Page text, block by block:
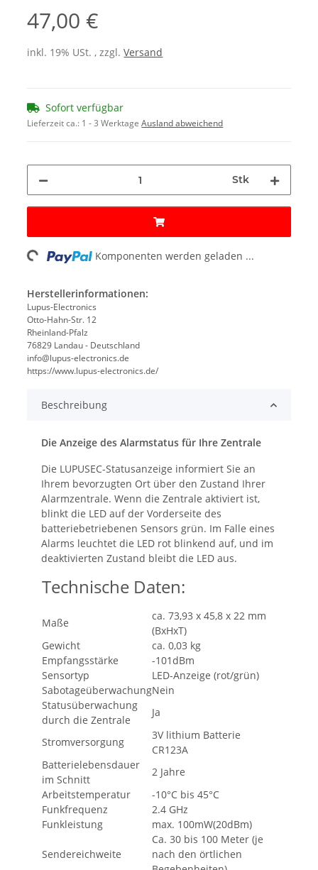
47,00 €
inkl. 19% USt. , zzgl.Versand
Sofort verfügbar
Lieferzeit ca.: 1 - 3 WerktageAusland abweichend
Stk
Komponenten werden geladen ...
Herstellerinformationen:
Lupus-Electronics
Otto-Hahn-Str. 12
Rheinland-Pfalz
76829 Landau - Deutschland
info@lupus-electronics.de
https://www.lupus-electronics.de/
Beschreibung
Die Anzeige des Alarmstatus für Ihre Zentrale
Die LUPUSEC-Statusanzeige informiert Sie an
Ihrem bevorzugten Ort über den Zustand Ihrer
Alarmzentrale. Wenn die Zentrale aktiviert ist,
blinkt die LED auf der Vorderseite des
batteriebetriebenen Sensors grün. Im Falle eines
Alarms leuchtet die LED rot blinkend auf, und im
deaktivierten Zustand bleibt die LED aus.
Technische Daten:
Maße
ca. 73,93 x 45,8 x 22 mm
(BxHxT)
Gewicht
ca. 0,03 kg
Empfangsstärke
-101dBm
Sensortyp
LED-Anzeige (rot/grün)
SabotageüberwachungNein
Statusüberwachung
durch die Zentrale
Ja
Stromversorgung
3V lithium Batterie
CR123A
Batterielebensdauer
im Schnitt
2 Jahre
Arbeitstemperatur
-10°C bis 45°C
Funkfrequenz
2.4 GHz
Funkleistung
max. 100mW(20dBm)
Sendereichweite
Ca. 30 bis 100 Meter (je
nach den örtlichen